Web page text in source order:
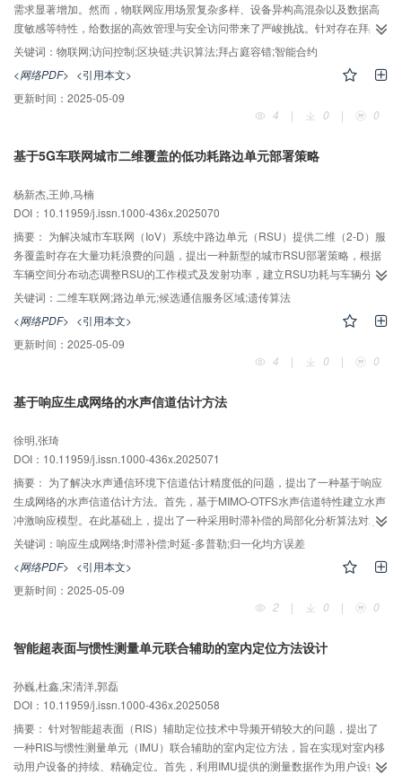
需求显著增加。然而，物联网应用场景复杂多样、设备异构高混杂以及数据高
度敏感等特性，给数据的高效管理与安全访问带来了严峻挑战。针对存在拜占
庭节点的物联网场景，研究物联网访问控制技术，提出了一种分层区块链网络
架构，包括一个主集群及多个子集群。综合考虑物联网设备的算力及通信速
率，定义节点性能度量以确定主集群节点，并基于系统吞吐量优化确定节点关
联策略。基于所构建的分层区块链网络架构，设计数据访问控制智能合约，精
确刻画访问控制策略的定义、更新、部署和撤销函数。为实现数据访问控制的
Hotstuff 分层共识算法，由主集群节点执行改进式 Paxos 算法，子集群节点执
关键词： 物联网;访问控制;区块链;共识算法;拜占庭容错;智能合约
<网络PDF> <引用本文>
更新时间： 2025-05-09
4
| 0 | 0
基于5G车联网城市二维覆盖的低功耗路边单元部署策略
杨新杰,王帅,马楠
DOI：10.11959/j.issn.1000-436x.2025070
摘要： 为解决城市车联网（IoV）系统中路边单元（RSU）提供二维（2-D）服
务覆盖时存在大量功耗浪费的问题，提出一种新型的城市RSU部署策略，根据
车辆空间分布动态调整RSU的工作模式及发射功率，建立RSU功耗与车辆分布
的自适应映射机制，突破传统RSU固定覆盖范围导致的功耗瓶颈，实现RSU总
功耗的最小化。进一步地，基于候选通信服务区域（CCSA）概念，提出基于探
索算法（ERDA）和增强遗传算法（eGA）实现RSU部署策略。仿真结果表
明，与传统方法相比，所提RSU部署策略可以显著减少道路冗余覆盖，从而有
效降低RSU总功耗。当车辆稀疏时，可使用复杂度低的ERDA达到最优解；在
城市交通系统中车辆密度的动态变化，所提算法具有实际工程和应用价值。
关键词： 二维车联网;路边单元;候选通信服务区域;遗传算法
<网络PDF> <引用本文>
更新时间： 2025-05-09
4
| 0 | 0
基于响应生成网络的水声信道估计方法
徐明,张琦
DOI：10.11959/j.issn.1000-436x.2025071
摘要： 为了解决水声通信环境下信道估计精度低的问题，提出了一种基于响应
生成网络的水声信道估计方法。首先，基于MIMO-OTFS水声信道特性建立水声
冲激响应模型。在此基础上，提出了一种采用时滞补偿的局部化分析算法对水
声信号进行三维重建，降低水声信道动态变化带来的特征误差。然后，考虑到
OTFS时延-多普勒矩阵容易受噪声污染而导致矩阵的扩展和失真问题，提出了
一种信号自迭代更新网络，并根据L1-正则化最小二乘法对网络权重与偏置进行
更新，从而对生成网络的输入信号进行更新。最后，针对传统水声信号深度学
习模型训练稳定性不佳的问题，提出了一种基于Bures-Wasserstein目标函数的
了模型收敛速度并降低了误差。实验结果表明，所提方法在信噪比为5 dB时，
的时延-多普勒响应热力图中信号峰的模糊程度更低，信号失真更小。
关键词： 响应生成网络;时滞补偿;时延-多普勒;归一化均方误差
<网络PDF> <引用本文>
更新时间： 2025-05-09
2
| 0 | 0
智能超表面与惯性测量单元联合辅助的室内定位方法设计
孙巍,杜鑫,宋清洋,郭磊
DOI：10.11959/j.issn.1000-436x.2025058
摘要： 针对智能超表面（RIS）辅助定位技术中导频开销较大的问题，提出了
一种RIS与惯性测量单元（IMU）联合辅助的室内定位方法，旨在实现对室内移
动用户设备的持续、精确定位。首先，利用IMU提供的测量数据作为用户设备位